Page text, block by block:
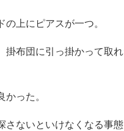
の上にピアスが一つ。
掛布団に引っ掛かって取れ
かった。
さないといけなくなる事